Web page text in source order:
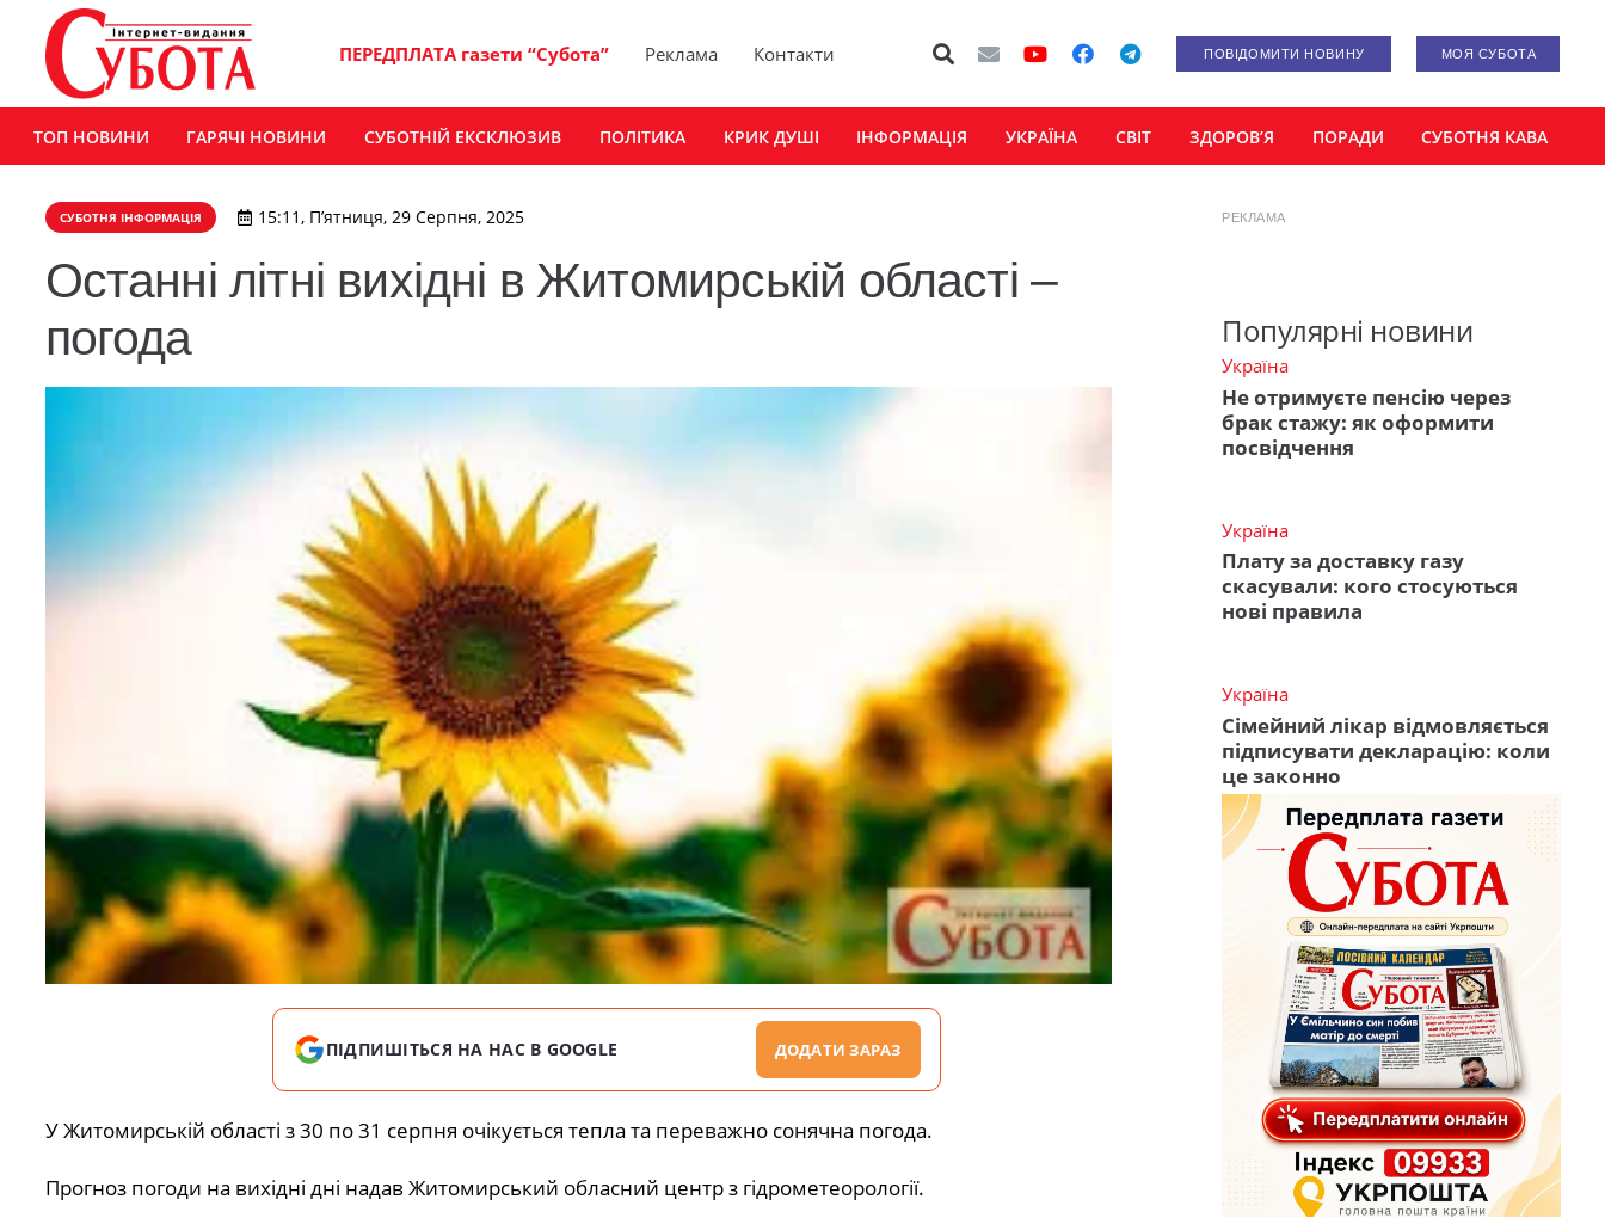
ПЕРЕДПЛАТА газети “Субота” Реклама Контакти ПОВІДОМИТИ НОВИНУ МОЯ СУБОТА
ТОП НОВИНИ ГАРЯЧІ НОВИНИ СУБОТНІЙ ЕКСКЛЮЗИВ ПОЛІТИКА КРИК ДУШІ ІНФОРМАЦІЯ УКРАЇНА СВІТ ЗДОРОВ’Я ПОРАДИ СУБОТНЯ КАВА
СУБОТНЯ ІНФОРМАЦІЯ 15:11, П’ятниця, 29 Серпня, 2025
Останні літні вихідні в Житомирській області –
погода
ПІДПИШІТЬСЯ НА НАС В GOOGLE ДОДАТИ ЗАРАЗ
У Житомирській області з 30 по 31 серпня очікується тепла та переважно сонячна погода.
Прогноз погоди на вихідні дні надав Житомирський обласний центр з гідрометеорології.
РЕКЛАМА
Популярні новини
Україна
Не отримуєте пенсію через
брак стажу: як оформити
посвідчення
Україна
Плату за доставку газу
скасували: кого стосуються
нові правила
Україна
Сімейний лікар відмовляється
підписувати декларацію: коли
це законно